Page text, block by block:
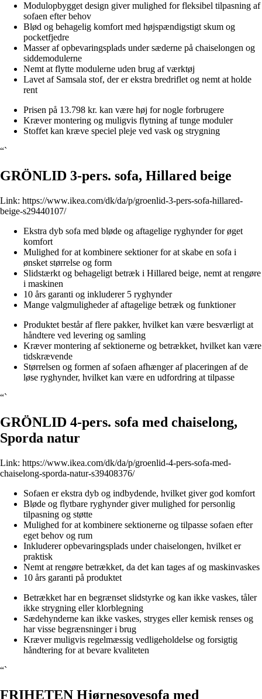
Modulopbygget design giver mulighed for fleksibel tilpasning af
sofaen efter behov
Blød og behagelig komfort med højspændigstigt skum og
pocketfjedre
Masser af opbevaringsplads under sæderne på chaiselongen og
siddemodulerne
Nemt at flytte modulerne uden brug af værktøj
Lavet af Samsala stof, der er ekstra bredriflet og nemt at holde
rent
Prisen på 13.798 kr. kan være høj for nogle forbrugere
Kræver montering og muligvis flytning af tunge moduler
Stoffet kan kræve speciel pleje ved vask og strygning
“`
GRÖNLID 3-pers. sofa, Hillared beige
Link: https://www.ikea.com/dk/da/p/groenlid-3-pers-sofa-hillared-
beige-s29440107/
Ekstra dyb sofa med bløde og aftagelige ryghynder for øget
komfort
Mulighed for at kombinere sektioner for at skabe en sofa i
ønsket størrelse og form
Slidstærkt og behageligt betræk i Hillared beige, nemt at rengøre
i maskinen
10 års garanti og inkluderer 5 ryghynder
Mange valgmuligheder af aftagelige betræk og funktioner
Produktet består af flere pakker, hvilket kan være besværligt at
håndtere ved levering og samling
Kræver montering af sektionerne og betrækket, hvilket kan være
tidskrævende
Størrelsen og formen af sofaen afhænger af placeringen af de
løse ryghynder, hvilket kan være en udfordring at tilpasse
“`
GRÖNLID 4-pers. sofa med chaiselong,
Sporda natur
Link: https://www.ikea.com/dk/da/p/groenlid-4-pers-sofa-med-
chaiselong-sporda-natur-s39408376/
Sofaen er ekstra dyb og indbydende, hvilket giver god komfort
Bløde og flytbare ryghynder giver mulighed for personlig
tilpasning og støtte
Mulighed for at kombinere sektionerne og tilpasse sofaen efter
eget behov og rum
Inkluderer opbevaringsplads under chaiselongen, hvilket er
praktisk
Nemt at rengøre betrækket, da det kan tages af og maskinvaskes
10 års garanti på produktet
Betrækket har en begrænset slidstyrke og kan ikke vaskes, tåler
ikke strygning eller klorblegning
Sædehynderne kan ikke vaskes, stryges eller kemisk renses og
har visse begrænsninger i brug
Kræver muligvis regelmæssig vedligeholdelse og forsigtig
håndtering for at bevare kvaliteten
“`
FRIHETEN Hjørnesovesofa med